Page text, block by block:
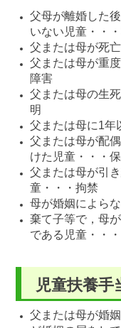
父母が離婚した
いない児童・・
父または母が死
父または母が重
障害
父または母の生
明
父または母に1年
父または母が配
けた児童・・・
父または母が引
童・・・拘禁
母が婚姻によら
棄て子等で，母
である児童・・
児童扶養
父または母が婚